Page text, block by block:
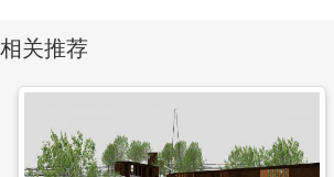
相关推荐